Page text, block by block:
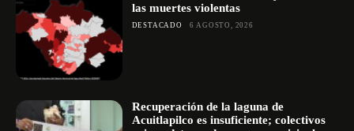
las muertes violentas
DESTACADO 6 AGOSTO, 2026
Recuperación de la laguna de
Acuitlapilco es insuficiente; colectivos